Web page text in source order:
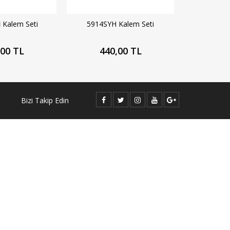
Kalem Seti
TL
5914SYH Kalem Seti
440,00 TL
Bizi Takip Edin